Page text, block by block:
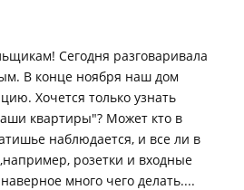
Сегодня разговаривала
В конце ноября наш дом
Хочется только узнать
квартиры"? Может кто в
наблюдается, и все ли в
розетки и входные
много чего делать....